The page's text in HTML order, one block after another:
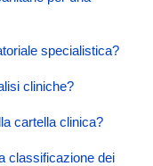
specialistica?
cliniche?
cartella clinica?
classificazione dei